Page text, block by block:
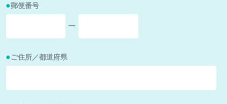
郵便番号
ー
ご住所／都道府県